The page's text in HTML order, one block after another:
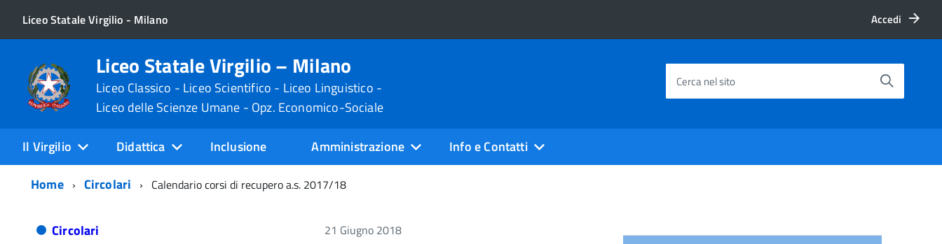
Liceo Statale Virgilio - Milano Accedi
Liceo Statale Virgilio – Milano
Liceo Classico - Liceo Scientifico - Liceo Linguistico -
Liceo delle Scienze Umane - Opz. Economico-Sociale
Cerca nel sito
Il Virgilio Didattica Inclusione Amministrazione
Info e Contatti
Home
Circolari Calendario corsi di recupero a.s. 2017/18
Circolari 21 Giugno 2018